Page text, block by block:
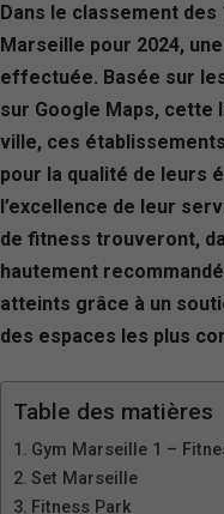
Dans le classement
Marseille pour 2024,
effectuée. Basée sur
sur Google Maps, cette
ville, ces
pour la qualité de leurs
l’excellence de leur
de fitness trouveront,
hautement
atteints grâce à un
des espaces les plus
Table des matières
Gym Marseille 1 –
Set Marseille
Fitness Park